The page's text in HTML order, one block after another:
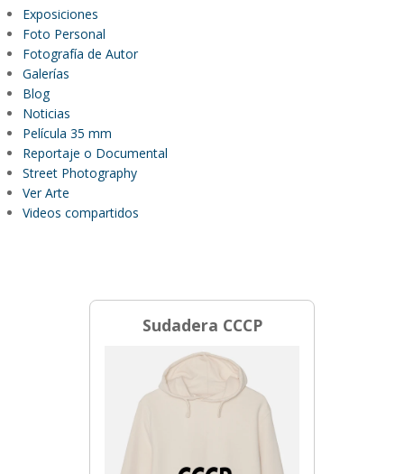
Exposiciones
Foto Personal
Fotografía de Autor
Galerías
Blog
Noticias
Película 35 mm
Reportaje o Documental
Street Photography
Ver Arte
Videos compartidos
Sudadera CCCP